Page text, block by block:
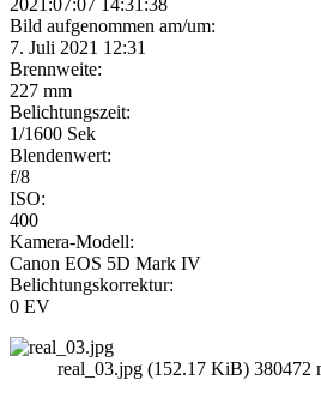
2021:07:07 14:31:38
Bild aufgenommen am/um:
7. Juli 2021 12:31
Brennweite:
227 mm
Belichtungszeit:
1/1600 Sek
Blendenwert:
f/8
ISO:
400
Kamera-Modell:
Canon EOS 5D Mark IV
Belichtungskorrektur:
0 EV
real_03.jpg (152.17 KiB) 380472